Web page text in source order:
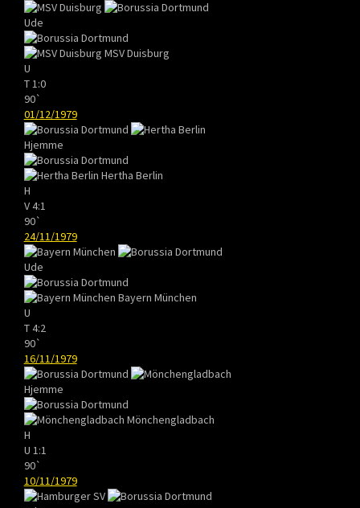
Ude
MSV Duisburg
U
T 1:0
90`
01/12/1979
Hjemme
Hertha Berlin
H
V4:1
90`
24/11/1979
Ude
Bayern München
U
T4:2
90`
16/11/1979
Hjemme
Mönchengladbach
H
U 1:1
90`
10/11/1979